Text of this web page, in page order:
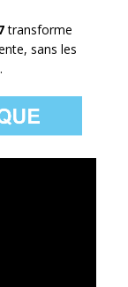
transforme
sans les